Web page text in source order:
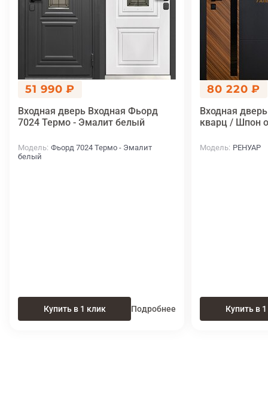
51 990 ₽
Входная дверь Входная Фьорд
7024 Термо - Эмалит белый
Модель Фьорд 7024 Термо - Эмалит
белый
Купить в 1 клик Подробнее
80 220 ₽
Входная
кварц / Шпон
Модель РЕНУАР
Купить в